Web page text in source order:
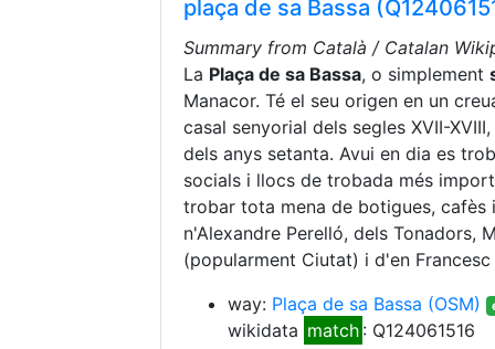
plaça de sa Bassa
Summary from Català / Catalan
La Plaça de sa Bassa, o simplement
Manacor. Té el seu origen en un
casal senyorial dels segles XVII-
dels anys setanta. Avui en dia es
socials i llocs de trobada més
trobar tota mena de botigues, cafès
n'Alexandre Perelló, dels Tonadors,
(popularment Ciutat) i d'en Francesc
way: Plaça de sa Bassa (OSM)
wikidata match : Q124061516